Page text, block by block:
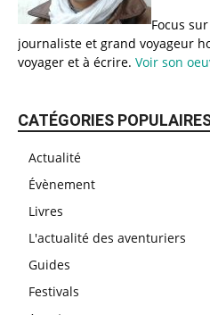
Focus
journaliste et grand voyageur
voyager et à écrire. Voir son
CATÉGORIES
Actualité
Évènement
Livres
L'actualité des aventuriers
Guides
Festivals